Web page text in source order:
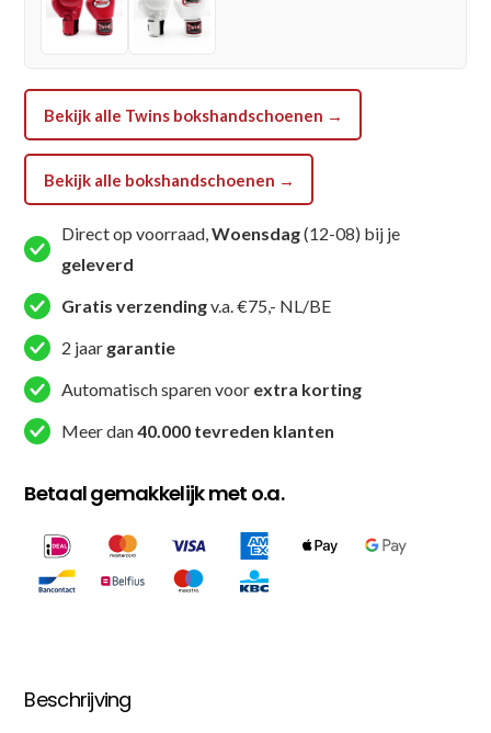
BLUE)
aantal
Bekijk alle Twins bokshandschoenen →
Bekijk alle bokshandschoenen →
Direct op voorraad,Woensdag(12-08) bij je
geleverd
Gratis verzendingv.a. €75,- NL/BE
2 jaar garantie
Automatisch sparen voor extra korting
Meer dan40.000 tevreden klanten
Betaal gemakkelijk met o.a.
Beschrijving